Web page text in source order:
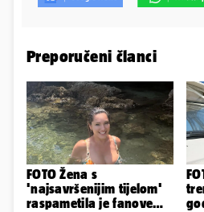
Preporučeni članci
FOTO Žena s
'najsavršenijim tijelom'
raspametila je fanove